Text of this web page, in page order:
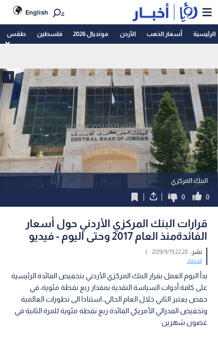
English
الرئيسية أسعار الذهب الأردن مونديال 2026 فلسطين طقس
البنك المركزي
1
0
0
قرارات البنك المركزي الأردني حول أسعار
الفائدةمنذ العام 2017 وحتى اليوم - فيديو
نشر :22:28 2019/9/19
|
اقتصاد
بدأ اليوم العمل بقرار البنك المركزي الأردني بتخفيض الفائدة الرئيسية
على كافة أدوات السياسة النقدية بمقدار ربع نقطة مئوية، في
خفض يعتبر الثاني خلال العام الحالي، استنادا الى تطورات العالمية
وتخفيض الفدرالي الأمريكي الفائدة ربع نقطة مئوية للمرة الثانية في
غضون شهرين